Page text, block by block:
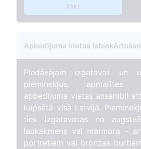
Pirkt
Apbedījuma vietas
Piedāvājam izgatavot un
pieminekļus,
apbedījuma vietas ansambli
kapsētā visā Latvijā.
tiek izgatavotas no
laukakmens vai marmora -
portretiem vai bronzas